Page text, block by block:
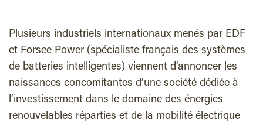
Plusieurs industriels internationaux menés par EDF
et Forsee Power (spécialiste français des systèmes
de batteries intelligentes) viennent d’annoncer les
naissances concomitantes d’une société dédiée à
l’investissement dans le domaine des énergies
renouvelables réparties et de la mobilité électrique